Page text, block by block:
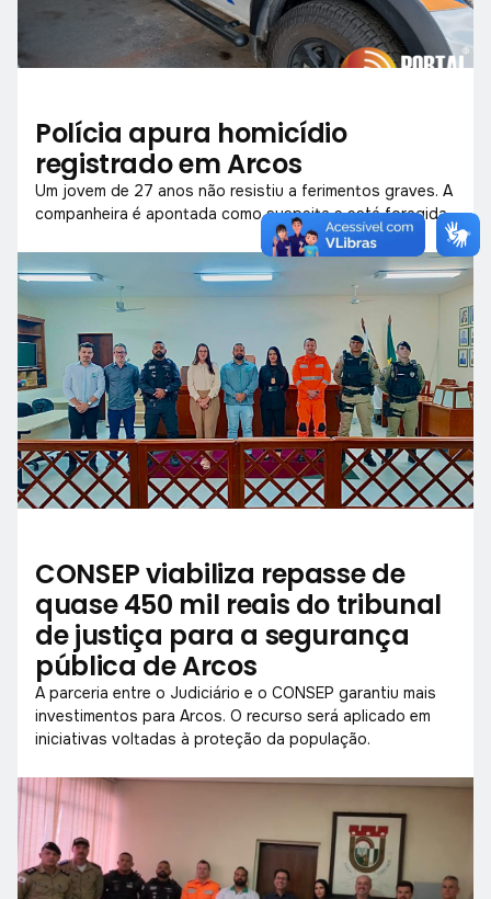
Polícia apura homicídio
registrado em Arcos
Um jovem de 27 anos não resistiu a ferimentos graves. A
companheira é apontada como suspeita e está foragida.
CONSEP viabiliza repasse de
quase 450 mil reais do tribunal
de justiça para a segurança
pública de Arcos
A parceria entre o Judiciário e o CONSEP garantiu mais
investimentos para Arcos. O recurso será aplicado em
iniciativas voltadas à proteção da população.